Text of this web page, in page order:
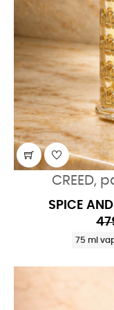
CREED,
SPICE
75 ml